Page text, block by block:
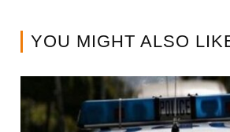
YOU MIGHT ALSO